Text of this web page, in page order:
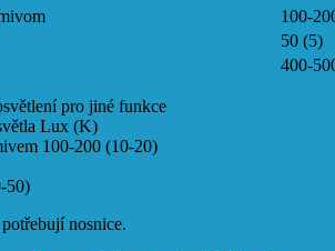
100-
50 (5)
400-
pro jiné funkce
Lux (K)
100-200 (10-20)
50)
nosnice.